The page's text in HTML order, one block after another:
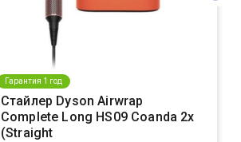
Гарантия 1 год
Стайлер Dyson Airwrap
Complete Long HS09 Coanda 2x
(Straight